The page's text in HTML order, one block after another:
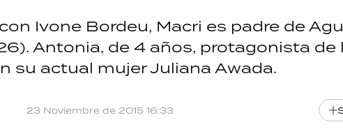
Ivone Bordeu, Macri es padre de
Antonia, de 4 años, protagonista de
su actual mujer Juliana Awada.
23 Noviembre de 2015 16:33